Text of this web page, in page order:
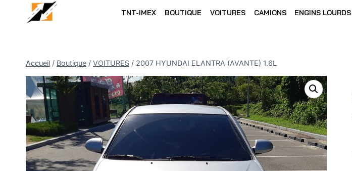
TNT-IMEX BOUTIQUE VOITURES CAMIONS ENGINS LOURDS
Accueil / Boutique / VOITURES / 2007 HYUNDAI ELANTRA (AVANTE) 1.6L